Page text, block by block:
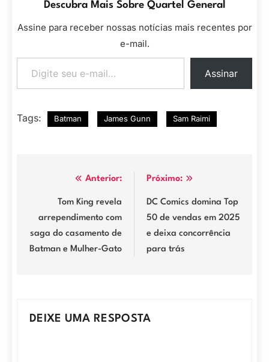
Descubra Mais Sobre Quartel General
Assine para receber nossas notícias mais recentes por
e-mail.
Digite seu e-mail…
Assinar
Tags: Batman James Gunn Sam Raimi
Navegação
Post
Anterior:
Tom King revela
arrependimento com
saga do casamento de
Batman e Mulher-Gato
Próximo:
DC Comics domina Top
50 de vendas em 2025
e deixa concorrência
para trás
DEIXE UMA RESPOSTA